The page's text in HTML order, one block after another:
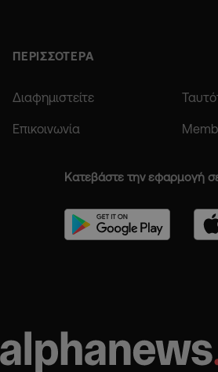
ΠΕΡΙΣΣΟΤΕΡΑ
Διαφημιστείτε
Επικοινωνία
Κατεβάστε την εφαρμογή